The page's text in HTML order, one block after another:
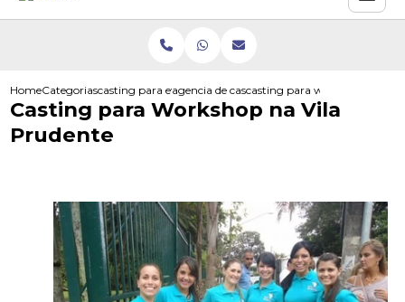
HomeCategoriascasting para eventosagencia de casting para eventos
casting para workshop na
Casting para Workshop na Vila
Prudente